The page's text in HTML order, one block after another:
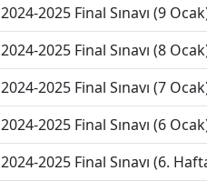
2024-2025 Final Sınavı (9
2024-2025 Final Sınavı (8
2024-2025 Final Sınavı (7
2024-2025 Final Sınavı (6
2024-2025 Final Sınavı (6.